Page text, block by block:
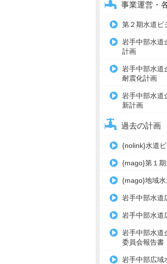
事業運営・
第２期水道ビ
岩手中部水道
計画
岩手中部水道
耐震化計画
岩手中部水道
新計画
過去の計画
{nolink}水道
{mago}第１
{mago}地域
岩手中部水道
岩手中部水道
岩手中部水道
委員会報告書
岩手中部広域